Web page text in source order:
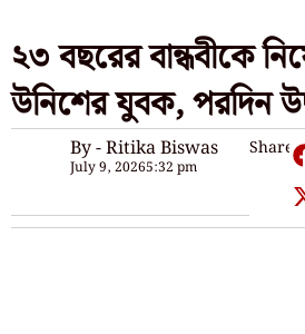
২৩ বছরের বান্ধবীকে
উনিশের যুবক, পরদিন
By - Ritika Biswas
July 9, 20265:32 pm
Share: